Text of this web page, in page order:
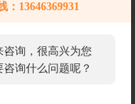
：13646369931
询，很高兴为您
询什么问题呢？
关注微信